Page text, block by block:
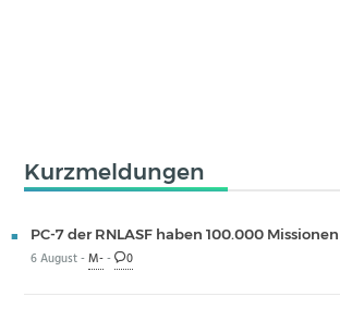
Kurzmeldungen
PC-7 der RNLASF haben 100.000
6 August -M-- 0